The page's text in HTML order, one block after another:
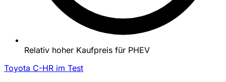
Relativ hoher Kaufpreis für PHEV
Toyota C-HR im Test